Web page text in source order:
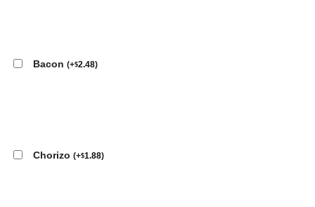
Bacon (+$2.48)
Chorizo (+$1.88)